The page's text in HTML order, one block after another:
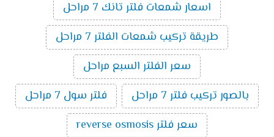
اسعار شمعات فلتر تانك 7 مراحل
طريقة تركيب شمعات الفلتر 7 مراحل
سعر الفلتر السبع مراحل
بالصور تركيب فلتر 7 مراحل
فلتر سول 7 مراحل
سعر فلتر reverse osmosis